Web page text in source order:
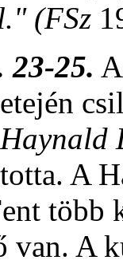
(FSz
23-25.
Haynald
A
több
van. A